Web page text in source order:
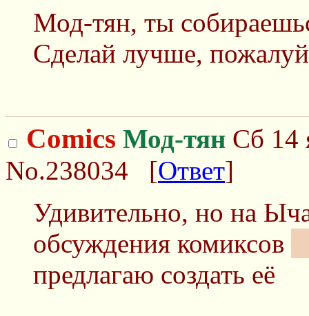
Мод-тян, ты
Сделай лучше,
Comics Мод-тян Сб 14
No.238034 [Ответ]
Удивительно, но на
обсуждения комиксов
предлагаю создать её